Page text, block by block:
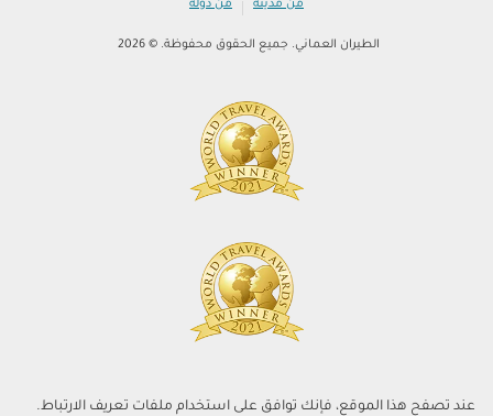
عند تصفح هذا الموقع، فإنك توافق على استخدام ملفات تعريف الارتباط.
من مدينة | من دولة
الطيران العماني. جميع الحقوق محفوظة. © 2026